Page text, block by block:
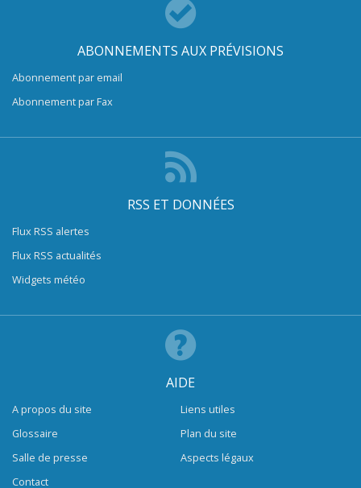
ABONNEMENTS AUX PRÉVISIONS
Abonnement par email
Abonnement par Fax
RSS ET DONNÉES
Flux RSS alertes
Flux RSS actualités
Widgets météo
AIDE
A propos du site
Glossaire
Salle de presse
Contact
Liens utiles
Plan du site
Aspects légaux